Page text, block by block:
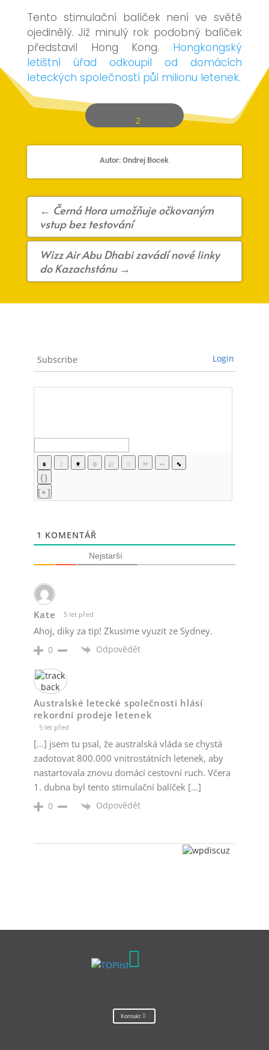
Tento stimulační balíček není ve světě
ojedinělý. Již minulý rok podobný balíček
představil Hong Kong. Hongkongský
letištní úřad odkoupil od domácích
leteckých společností půl milionu letenek.
2
Autor: Ondrej Bocek
← Černá Hora umožňuje očkovaným
vstup bez testování
Wizz Air Abu Dhabi zavádí nové linky
do Kazachstánu→
Subscribe Login
{}
[+]
1 KOMENTÁŘ
Nejstarší
Kate 5 let před
Ahoj, diky za tip! Zkusime vyuzit ze Sydney.
0 Odpovědět
Australské letecké společnosti hlásí
rekordní prodeje letenek
5 let před
[…] jsem tu psal, že australská vláda se chystá
zadotovat 800.000 vnitrostátních letenek, aby
nastartovala znovu domácí cestovní ruch. Včera
1. dubna byl tento stimulační balíček […]
0 Odpovědět

Kontakt